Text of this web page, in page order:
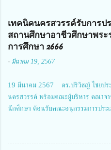
โครงการการวิจัยเชิงปฏิบัติการโดยบู
การเสียชีวิตให้สอดคล้องกับเป้าหมา
2567 โดยมี ดร.วิภารัตน์ ดีอ่อง ผู้อำน
ประธานในพิธีเปิดพร้อมให้นโยบายกา
การประชุมในครั้งนี้ นางสาวสตตกมล
Richmond Stylish Convention
ผู้อำนวยการสำนักงานการวิจัยแห่งชาติ
จัดการทุนวิจัยและนวัตกรรมได้เล็งเห็น
เทคนิคนครสวรรค์รับการป
สถานศึกษาอาชีวศึกษาพระ
การศึกษา 2666
- มีนาคม 19, 2567
19 มีนาคม 2567 ดร.ปริวิชญ์ ไชยประ
นครสวรรค์ พร้อมคณะผู้บริหาร คณาจ
นักศึกษา ต้อนรับคณะอนุกรรมการประ
นายจักรภพ เนวะมาตย์ ผู้อำนวยการ
รมการฯ 1.นายวณิชา คณะใน ผู้ทรงคุ